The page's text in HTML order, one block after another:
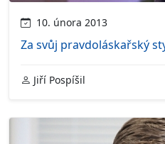
10. února 2013
Za svůj pravdoláskařský
Jiří Pospíšil